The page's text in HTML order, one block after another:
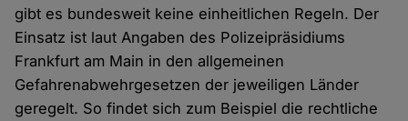
gibt es bundesweit keine einheitlichen Regeln. Der
Einsatz ist laut Angaben des Polizeipräsidiums
Frankfurt am Main in den allgemeinen
Gefahrenabwehrgesetzen der jeweiligen Länder
geregelt. So findet sich zum Beispiel die rechtliche